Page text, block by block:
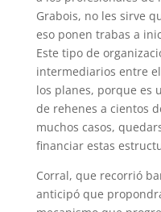
Grabois, no les sirve
eso ponen trabas a
Este tipo de
intermediarios entre
los planes, porque es
de rehenes a cientos
muchos casos,
financiar estas
Corral, que recorrió
anticipó que